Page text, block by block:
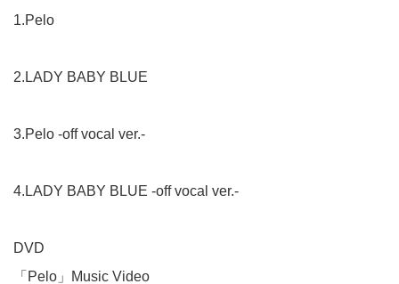
1.Pelo
2.LADY BABY BLUE
3.Pelo -off vocal ver.-
4.LADY BABY BLUE -off vocal ver.-
DVD
「Pelo」Music Video